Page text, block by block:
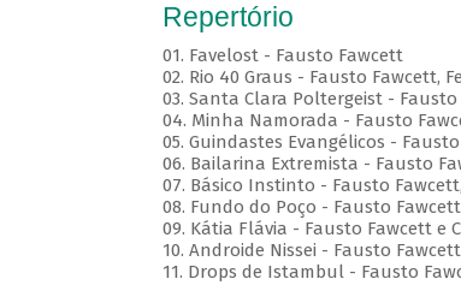
Repertório
01. Favelost - Fausto Fawcett
02. Rio 40 Graus - Fausto Fawcett,
03. Santa Clara Poltergeist -
04. Minha Namorada - Fausto
05. Guindastes Evangélicos -
06. Bailarina Extremista - Fausto
07. Básico Instinto - Fausto
08. Fundo do Poço - Fausto
09. Kátia Flávia - Fausto Fawcett e
10. Androide Nissei - Fausto
11. Drops de Istambul - Fausto